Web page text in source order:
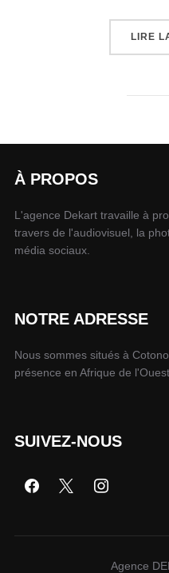
LIRE
À PROPOS
L'agence Dekart travaille à
travers de l'audiovisuel, la
média sociaux.
NOTRE ADRESSE
Nous sommes situés à
présence en Afrique de
SUIVEZ-NOUS
Agence